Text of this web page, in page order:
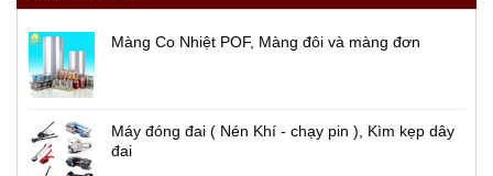
Màng Co Nhiệt POF, Màng đôi và màng đơn
Máy đóng đai ( Nén Khí - chạy pin ), Kìm kẹp dây
đai